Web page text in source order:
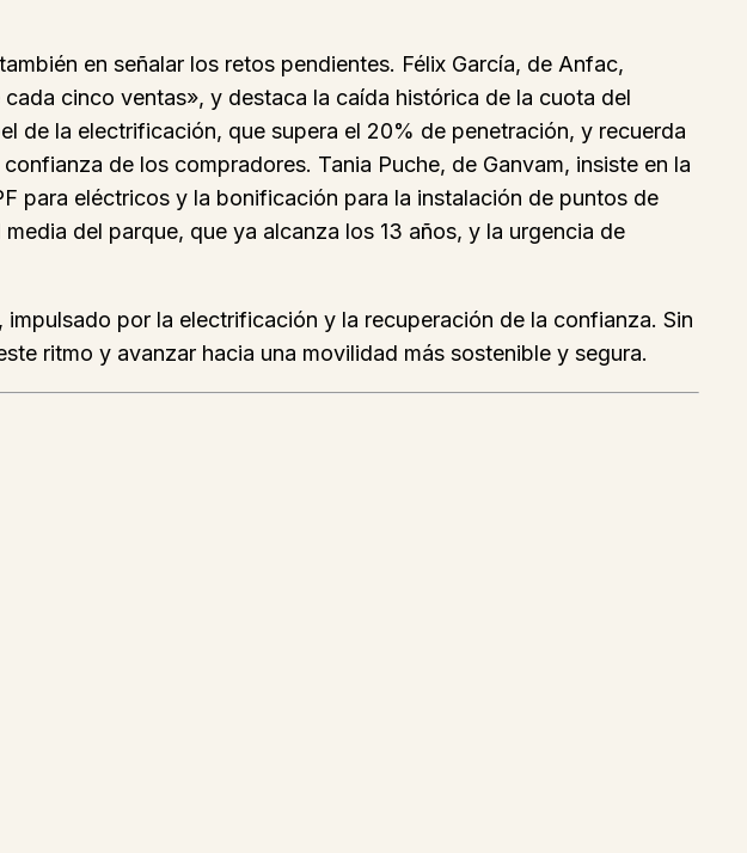
en señalar los retos pendientes. Félix García, de Anfac,
cinco ventas», y destaca la caída histórica de la cuota del
de la electrificación, que supera el 20% de penetración, y recuerda
de los compradores. Tania Puche, de Ganvam, insiste en la
para eléctricos y la bonificación para la instalación de puntos de
del parque, que ya alcanza los 13 años, y la urgencia de
por la electrificación y la recuperación de la confianza. Sin
ritmo y avanzar hacia una movilidad más sostenible y segura.